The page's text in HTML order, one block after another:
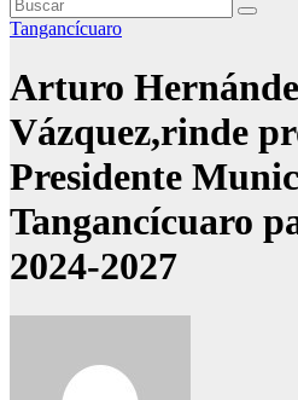
Tangancícuaro
Arturo
Vázquez,rinde
Presidente
Tangancícuaro
2024-2027